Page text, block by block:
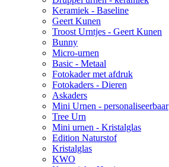
Keramiek - Baseline
Geert Kunen
Troost Urntjes - Geert Kunen
Bunny
Micro-urnen
Basic - Metaal
Fotokader met afdruk
Fotokaders - Dieren
Askaders
Mini Urnen - personaliseerbaar
Tree Urn
Mini urnen - Kristalglas
Edition Naturstof
Kristalglas
KWO